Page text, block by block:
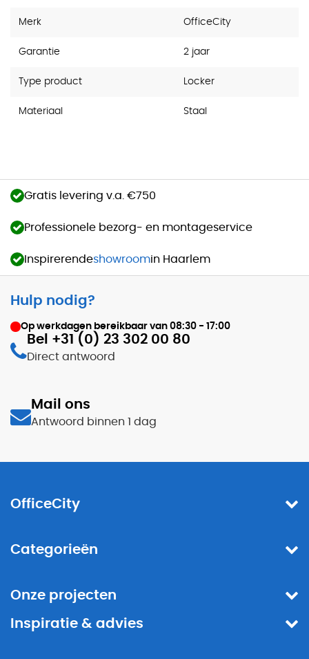
Merk OfficeCity
Garantie 2 jaar
Type product Locker
Materiaal Staal
Gratis levering v.a. €750
Professionele bezorg- en montageservice
Inspirerendeshowroomin Haarlem
Hulp nodig?
Op werkdagen bereikbaar van 08:30 - 17:00
Bel +31 (0) 23 302 00 80
Direct antwoord
Mail ons
Antwoord binnen 1 dag
OfficeCity
Categorieën
Onze projecten
Inspiratie & advies